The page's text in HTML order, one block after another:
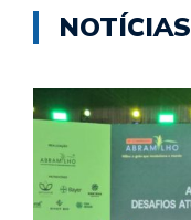
NOTÍCIAS